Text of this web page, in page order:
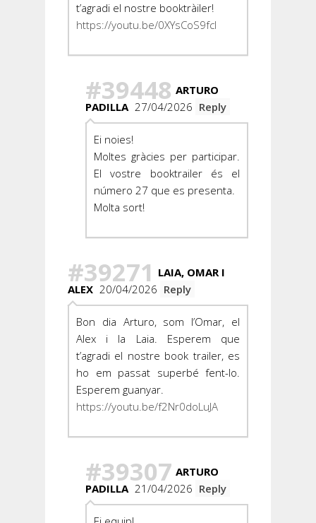
t’agradi el nostre booktràiler!
https://youtu.be/0XYsCoS9fcI
#39448 ARTURO
PADILLA 27/04/2026 Reply
Ei noies!
Moltes gràcies per participar.
El vostre booktrailer és el
número 27 que es presenta.
Molta sort!
#39271 LAIA, OMAR I
ALEX 20/04/2026 Reply
Bon dia Arturo, som l’Omar, el
Alex i la Laia. Esperem que
t’agradi el nostre book trailer, es
ho em passat superbé fent-lo.
Esperem guanyar.
https://youtu.be/f2Nr0doLuJA
#39307 ARTURO
PADILLA 21/04/2026 Reply